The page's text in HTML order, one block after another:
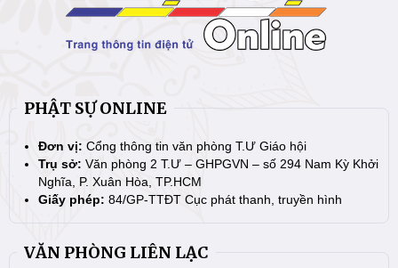
PHẬT SỰ ONLINE
Đơn vị: Cổng thông tin văn phòng T.Ư Giáo hội
Trụ sở: Văn phòng 2 T.Ư – GHPGVN – số 294 Nam Kỳ Khởi
Nghĩa, P. Xuân Hòa, TP.HCM
Giấy phép: 84/GP-TTĐT Cục phát thanh, truyền hình
VĂN PHÒNG LIÊN LẠC